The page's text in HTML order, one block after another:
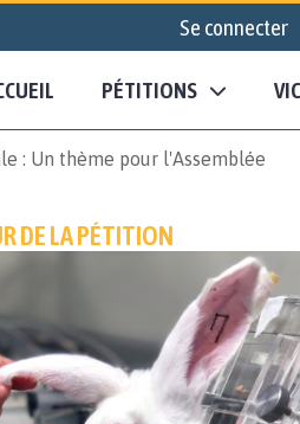
Se connecter
PÉTITIONS
: Un thème pour l'Assemblée
DE LA PÉTITION